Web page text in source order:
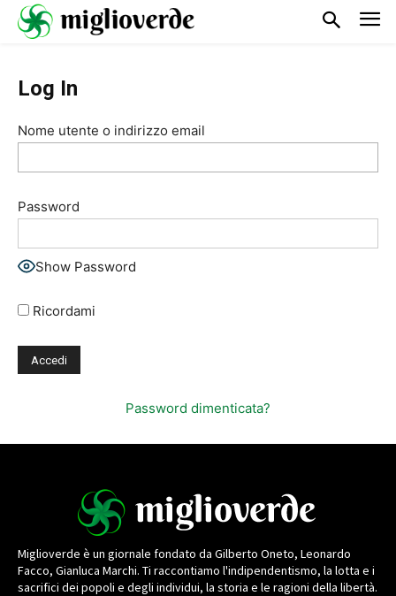
Log In
Nome utente o indirizzo email
Password
Show Password
Ricordami
Password dimenticata?
Miglioverde è un giornale fondato da Gilberto Oneto, Leonardo
Facco, Gianluca Marchi. Ti raccontiamo l'indipendentismo, la lotta e i
sacrifici dei popoli e degli individui, la storia e le ragioni della libertà.